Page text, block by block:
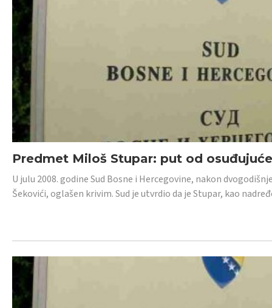
Predmet Miloš Stupar: put od
U julu 2008. godine Sud Bosne i Hercegovine, nakon
Šekovići, oglašen krivim. Sud je utvrdio da je Stupar, kao